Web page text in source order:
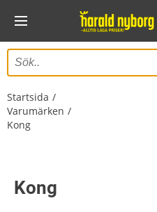
Startsida
Varumärken
Kong
Kong